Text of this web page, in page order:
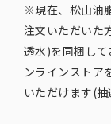
※現在、松山油
注文いただいた
透水)を同梱し
ンラインストア
いただけます(